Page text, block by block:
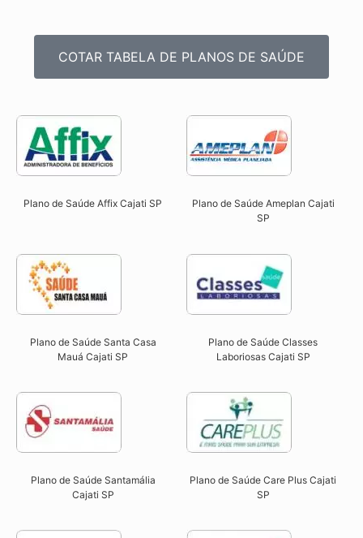
COTAR TABELA DE PLANOS DE SAÚDE
Plano de Saúde Affix Cajati SP​
Plano de Saúde Ameplan Cajati
SP​
Plano de Saúde Santa Casa
Mauá Cajati SP​
Plano de Saúde Classes
Laboriosas Cajati SP​
Plano de Saúde Santamália
Cajati SP​
Plano de Saúde Care Plus Cajati
SP​